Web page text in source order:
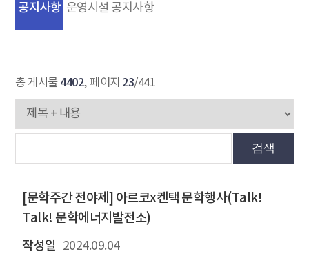
공지사항 운영시설 공지사항
총 게시물 4402, 페이지 23/441
검색
[문학주간 전야제] 아르코x켄택 문학행사(Talk!
Talk! 문학에너지발전소)
2024.09.04